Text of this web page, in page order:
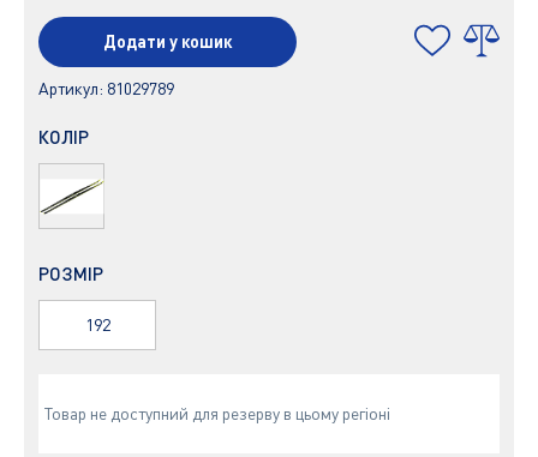
Додати у кошик
Артикул: 81029789
КОЛІР
РОЗМІР
192
Товар не доступний для резерву в цьому регіоні